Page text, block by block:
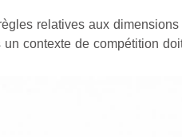
relatives aux
un contexte de compétition